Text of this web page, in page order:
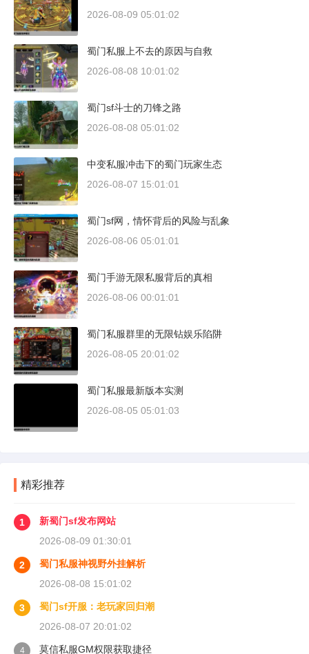
2026-08-09 05:01:02
蜀门私服上不去的原因与自救
2026-08-08 10:01:02
蜀门sf斗士的刀锋之路
2026-08-08 05:01:02
中变私服冲击下的蜀门玩家生态
2026-08-07 15:01:01
蜀门sf网，情怀背后的风险与乱象
2026-08-06 05:01:01
蜀门手游无限私服背后的真相
2026-08-06 00:01:01
蜀门私服群里的无限钻娱乐陷阱
2026-08-05 20:01:02
蜀门私服最新版本实测
2026-08-05 05:01:03
精彩推荐
1
新蜀门sf发布网站
2026-08-09 01:30:01
2
蜀门私服神视野外挂解析
2026-08-08 15:01:02
3
蜀门sf开服：老玩家回归潮
2026-08-07 20:01:02
4 莫信私服GM权限获取捷径